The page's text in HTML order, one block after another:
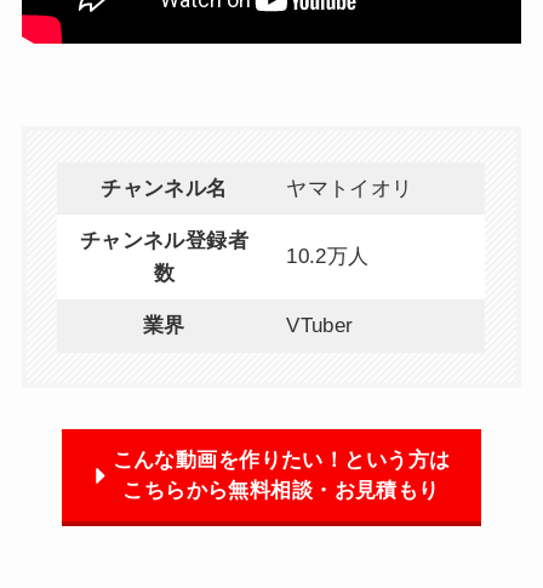
チャンネル名 ヤマトイオリ
チャンネル登録者
数
10.2万人
業界 VTuber
こんな動画を作りたい！という方は
こちらから無料相談・お見積もり